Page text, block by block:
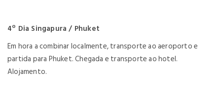
4º Dia Singapura / Phuket
Em hora a combinar localmente, transporte ao aeroporto e
partida para Phuket. Chegada e transporte ao hotel.
Alojamento.